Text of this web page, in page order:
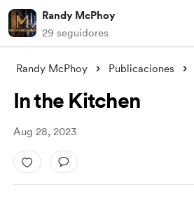
Randy McPhoy
29 seguidores
Randy McPhoy Publicaciones
In the Kitchen
Aug 28, 2023